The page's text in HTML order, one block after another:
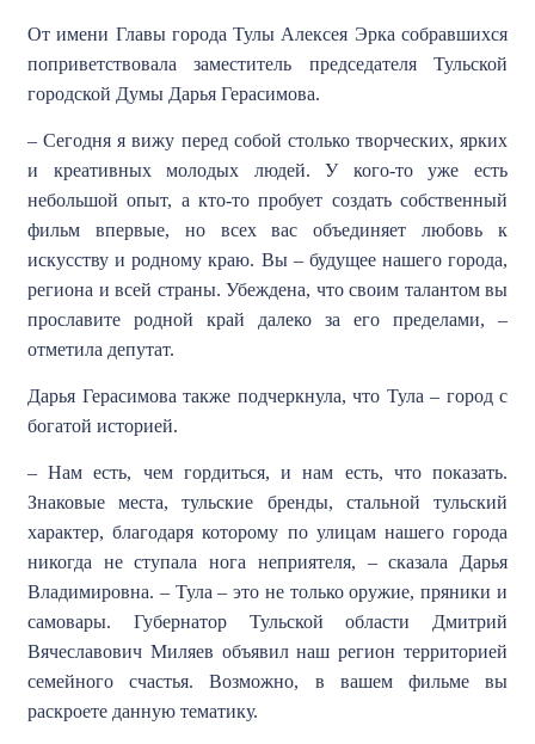
От имени Главы города Тулы Алексея Эрка собравшихся
поприветствовала заместитель председателя Тульской
городской Думы Дарья Герасимова.
– Сегодня я вижу перед собой столько творческих, ярких
и креативных молодых людей. У кого-то уже есть
небольшой опыт, а кто-то пробует создать собственный
фильм впервые, но всех вас объединяет любовь к
искусству и родному краю. Вы – будущее нашего города,
региона и всей страны. Убеждена, что своим талантом вы
прославите родной край далеко за его пределами, –
отметила депутат.
Дарья Герасимова также подчеркнула, что Тула – город с
богатой историей.
– Нам есть, чем гордиться, и нам есть, что показать.
Знаковые места, тульские бренды, стальной тульский
характер, благодаря которому по улицам нашего города
никогда не ступала нога неприятеля, – сказала Дарья
Владимировна. – Тула – это не только оружие, пряники и
самовары. Губернатор Тульской области Дмитрий
Вячеславович Миляев объявил наш регион территорией
семейного счастья. Возможно, в вашем фильме вы
раскроете данную тематику.